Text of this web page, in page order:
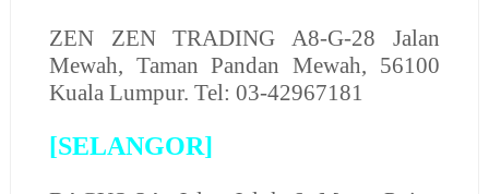
ZEN ZEN TRADING A8-G-28 Jalan
Mewah, Taman Pandan Mewah, 56100
Kuala Lumpur. Tel: 03-42967181
[SELANGOR]